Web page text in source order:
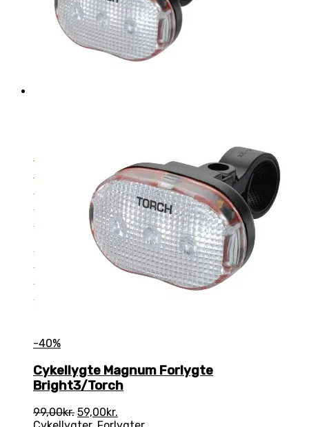
-40%
Cykellygte Magnum Forlygte
Bright3/Torch
99,00kr. Den
59,00kr.